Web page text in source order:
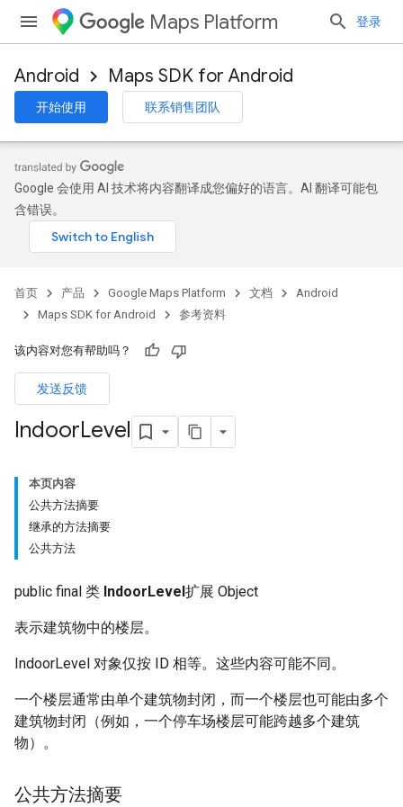
Maps Platform 登录
Android Maps SDK for Android
开始使用 联系销售团队
Google 会使用 AI 技术将内容翻译成您偏好的语言。AI 翻译可能包
含错误。
首页 产品 Google Maps Platform 文档
Android
Maps SDK for Android
参考资料
该内容对您有帮助吗？
发送反馈
IndoorLevel
本页内容
公共方法摘要
继承的方法摘要
公共方法
public final 类 IndoorLevel扩展 Object
表示建筑物中的楼层。
IndoorLevel 对象仅按 ID 相等。这些内容可能不同。
一个楼层通常由单个建筑物封闭，而一个楼层也可能由多个
建筑物封闭（例如，一个停车场楼层可能跨越多个建筑
物）。
公共方法摘要